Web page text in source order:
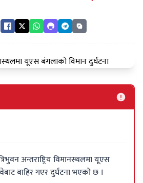
अन्तराष्ट्रिय विमानस्थलमा यूएस
बाहिर गएर दुर्घटना भएको छ ।